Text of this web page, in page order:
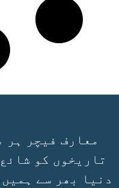
معارف فیچر ہر
تاریخوں کو
دنیا بھر سے